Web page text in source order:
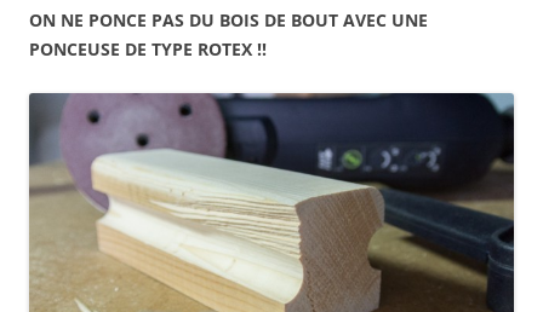
ON NE PONCE PAS DU BOIS DE BOUT AVEC UNE
PONCEUSE DE TYPE ROTEX !!